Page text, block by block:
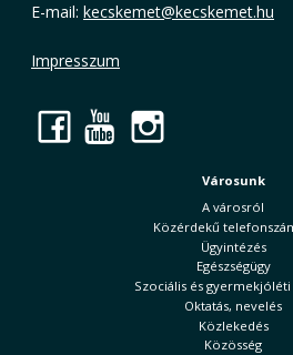
E-mail: kecskemet@kecskemet.hu
Impresszum
Facebook
YouTube
Városunk
A városról
Közérdekű
Ügyintézés
Egészségügy
Szociális és gyermekjóléti
Oktatás, nevelés
Közlekedés
Közösség